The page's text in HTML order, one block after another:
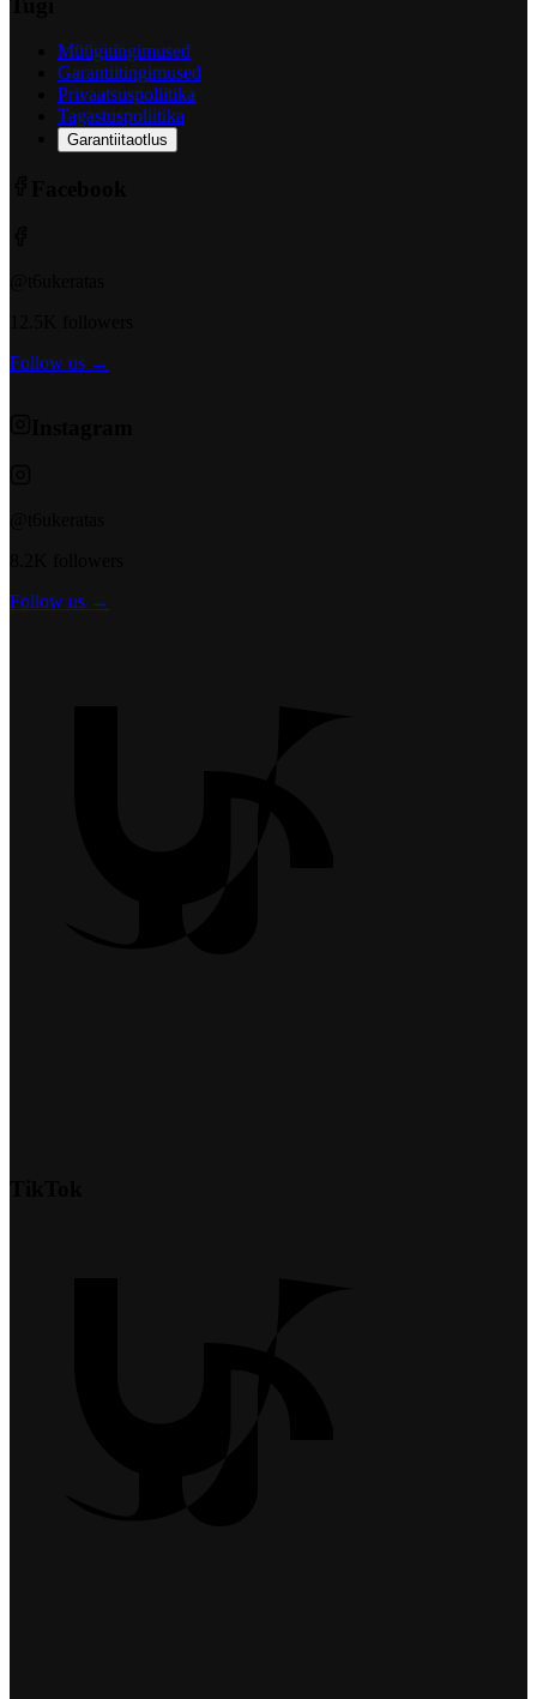
Müügitingimused
Garantiitingimused
Privaatsuspoliitika
Tagastuspoliitika
Garantiitaotlus
Follow us →
Follow us →